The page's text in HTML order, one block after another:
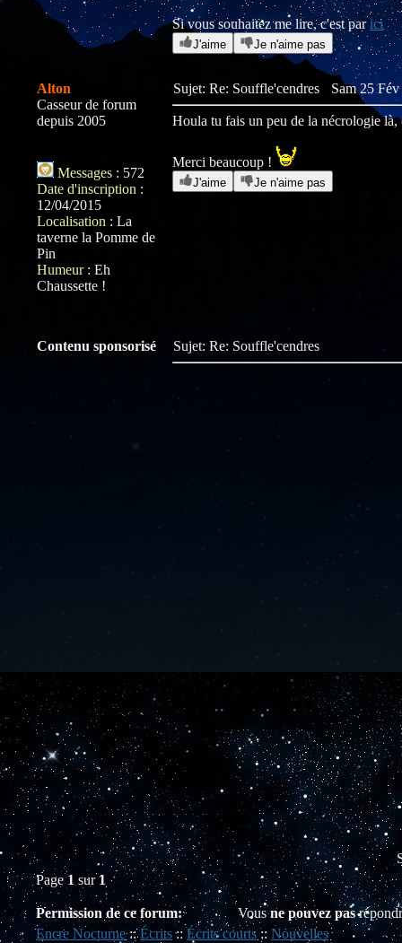
Si vous souhaitez me lire, c'est parici
J'aime Je n'aime pas
Alton
Casseur de forum
depuis 2005
Messages : 572
Date d'inscription :
12/04/2015
Localisation : La
taverne la Pomme de
Pin
Humeur: Eh
Chaussette !
Sujet: Re: Souffle'cendres Sam 25
Houla tu fais un peu de la nécrologie
Merci beaucoup !
J'aime Je n'aime pas
Contenu sponsorisé Sujet: Re: Souffle'cendres
Page1 sur 1
Permission de ce forum: Vousne pouvez pas
Encre Nocturne::Écrits:: Écrits courts::Nouvelles